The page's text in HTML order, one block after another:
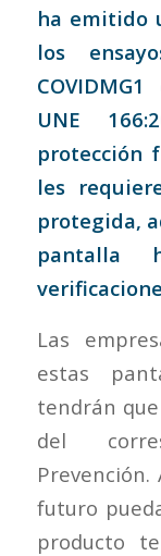
ha emitido
los
UNE
protección
les
protegida,
pantalla
Las
estas
tendrán
del
futuro
producto